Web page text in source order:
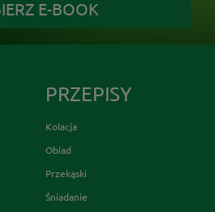
E-BOOK
PRZEPISY
Kolacja
Obiad
Przekąski
Śniadanie